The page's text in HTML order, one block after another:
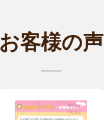
お客様の声